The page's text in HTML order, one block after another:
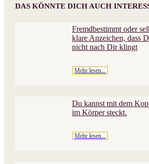
DAS KÖNNTE DICH AUCH
Fremdbestimmt oder
klare Anzeichen, dass
nicht nach Dir klingt
Mehr lesen...
Du kannst mit dem
im Körper steckt.
Mehr lesen...